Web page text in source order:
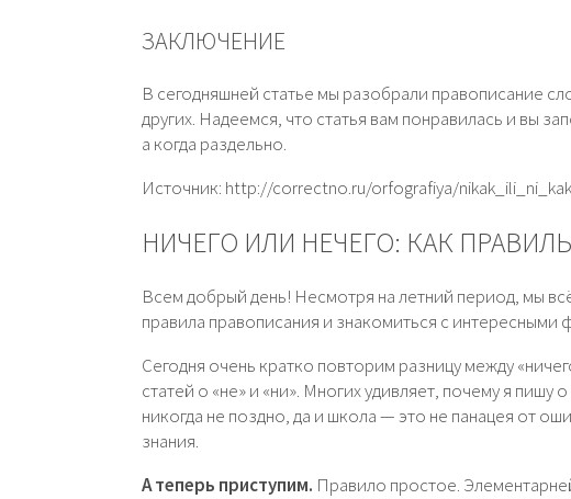
ЗАКЛЮЧЕНИЕ
В сегодняшней статье мы разобрали правописание
других. Надеемся, что статья вам понравилась и вы
а когда раздельно.
Источник: http://correctno.ru/orfografiya/nikak_ili_ni_kak
НИЧЕГО ИЛИ НЕЧЕГО: КАК
Всем добрый день! Несмотря на летний период, мы
правила правописания и знакомиться с интересными
Сегодня очень кратко повторим разницу между
статей о «не» и «ни». Многих удивляет, почему я пишу
никогда не поздно, да и школа — это не панацея от
знания.
А теперь приступим. Правило простое.